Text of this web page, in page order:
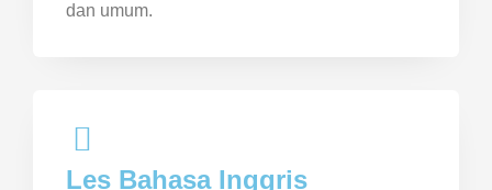
dan umum.
Les Bahasa Inggris